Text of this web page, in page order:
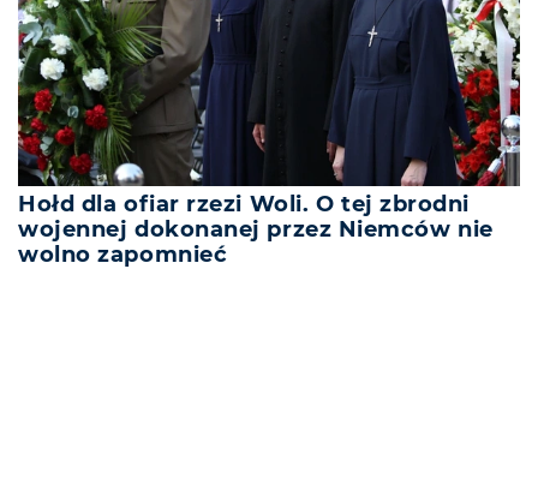
Hołd dla ofiar rzezi Woli. O tej zbrodni
wojennej dokonanej przez Niemców nie
wolno zapomnieć